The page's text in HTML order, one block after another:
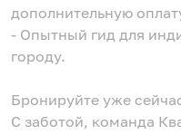
дополнительную
- Опытный гид для
городу.
Бронируйте уже
С заботой, команда